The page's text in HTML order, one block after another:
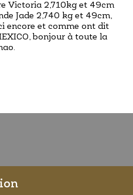
Victoria 2,710kg et 49cm
Jade 2,740 kg et 49cm,
encore et comme ont dit
bonjour à toute la